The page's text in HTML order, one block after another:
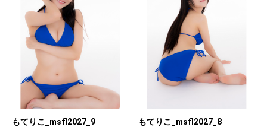
もてりこ_msfl2027_9 もてりこ_msfl2027_8